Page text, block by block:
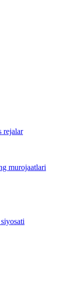
rejalar
murojaatlari